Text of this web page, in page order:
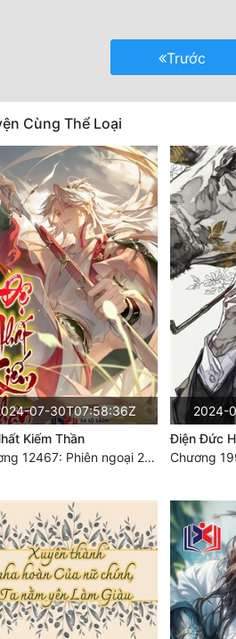
Trước
Cùng Thể Loại
07-30T07:58:36Z
Kiếm Thần
Chương 12467: Phiên ngoại 20: Sinh nhật vui vẻ - Hoàn
2024-
Điện Đức